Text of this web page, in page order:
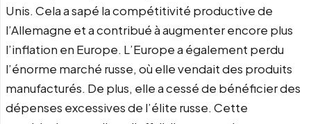
Unis. Cela a sapé la compétitivité productive de
l’Allemagne et a contribué à augmenter encore plus
l’inflation en Europe. L’Europe a également perdu
l’énorme marché russe, où elle vendait des produits
manufacturés. De plus, elle a cessé de bénéficier des
dépenses excessives de l’élite russe. Cette